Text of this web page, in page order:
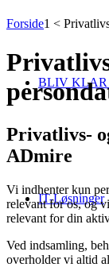
BLIV KLAR
IT-Løsninger
Forside1 <
Privatlivs-
ADmire
Vi indhenter kun
relevant for os, og
relevant for din
Ved indsamling,
overholder vi altid